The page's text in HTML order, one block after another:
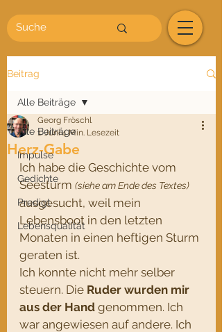
Beitrag
Alle Beiträge
Impulse
Gedichte
Predigt
Lebensqualität
Alle Beiträge
Herz-Gabe
Georg Fröschl
1. Juni4 Min. Lesezeit
Ich habe die Geschichte vom
Seesturm (siehe am Ende des Textes)
ausgesucht, weil mein
Lebensboot in den letzten
Monaten in einen heftigen Sturm
geraten ist.
Ich konnte nicht mehr selber
steuern. Die Ruder wurden mir
aus der Hand genommen. Ich
war angewiesen auf andere. Ich